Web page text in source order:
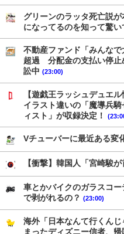
グリーンのラッタ死亡説
になってるのを知って驚い
不動産ファンド「みんな
超過 分配金の支払い停止
訟中 (23:00)
【遊戯王ラッシュデュエ
イラスト違いの「魔導兵
ィスト」が収録決定！
Vチューバーに最近ある変
【衝撃】韓国人「宮崎駿
車とかバイクのガラスコ
で剥がれるの？ (23:00)
海外「日本なんて行くん
まったディズニー信者、